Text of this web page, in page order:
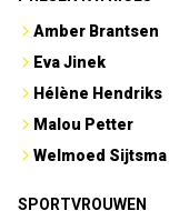
Amber Brantsen
Eva Jinek
Hélène Hendriks
Malou Petter
Welmoed Sijtsma
SPORTVROUWEN